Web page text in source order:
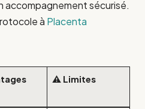
accompagnement sécurisé.
à Placenta
⚠️ Limites